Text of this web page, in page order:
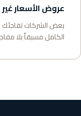
عروض الأسعار
بعض الشركات تفاجئك
الكامل مسبقاً بلا